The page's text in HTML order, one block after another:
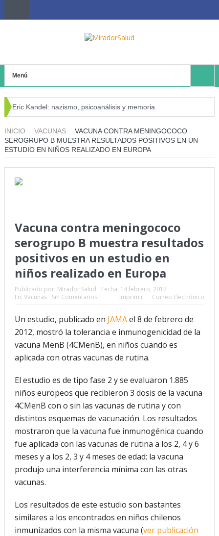
Menú
Eric Kandel: nazismo, psicoanálisis y memoria
los productores avícolas independientes
(SOFI) 2025: ¿Realidad estadística o espejismo numérico?
¿Qué sabemos de los alimentos ultraprocesados?
¿Los 20 años de regalo? Parte II
Academia de Ciencias Físicas, Matemáticas y Naturales
(ACFIMAN)
¿Qué aporta la tradición budista a esta discusión?
¿Los veinte años de regalo?
INICIO VACUNAS
VACUNA CONTRA MENINGOCOCO
SEROGRUPO B MUESTRA RESULTADOS POSITIVOS EN UN
ESTUDIO EN NIÑOS REALIZADO EN EUROPA
Vacuna contra meningococo
serogrupo B muestra resultados
positivos en un estudio en
niños realizado en Europa
Publicado por: Mirador Salud Fecha: 14 febrero, 2012
En: Vacunas Sin Comentarios Imprimir Correo Electrónico
Un estudio, publicado en JAMAel 8 de febrero de
2012, mostró la tolerancia e inmunogenicidad de la
vacuna MenB (4CMenB), en niños cuando es
aplicada con otras vacunas de rutina.
El estudio es de tipo fase 2 y se evaluaron 1.885
niños europeos que recibieron 3 dosis de la vacuna
4CMenB con o sin las vacunas de rutina y con
distintos esquemas de vacunación. Los resultados
mostraron que la vacuna fue inmunogénica cuando
fue aplicada con las vacunas de rutina a los 2, 4 y 6
meses y a los 2, 3 y 4 meses de edad; la vacuna
produjo una interferencia mínima con las otras
vacunas.
Los resultados de este estudio son bastantes
similares a los encontrados en niños chilenos
inmunizados con la misma vacuna (ver publicación